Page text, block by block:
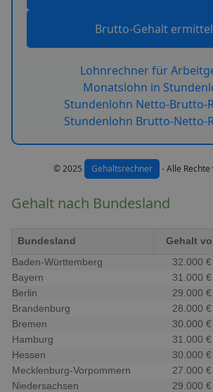
Brutto-Gehalt
Lohnrechner für
Monatslohn in
Stundenlohn Netto-Brutto-
Stundenlohn Brutto-Netto-
© 2025 Gehaltsrechner - Alle
Gehalt nach Bundesland
Bundesland Gehalt
Baden-Württemberg
32.000 €
Bayern
31.000 €
Berlin
29.000 €
Brandenburg
28.000 €
Bremen
30.000 €
Hamburg
31.000 €
Hessen
30.000 €
Mecklenburg-Vorpommern
27.000 €
Niedersachsen
29.000 €